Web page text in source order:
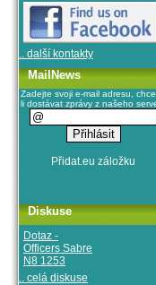
.. další kontakty
MailNews
Zadejte svoji e-mail adresu,
li dostávat zprávy z našeho
Diskuse
Dotaz -
Officers Sabre
N8 1253
.. celá diskuse